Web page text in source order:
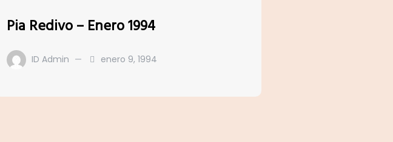
Pia Redivo – Enero 1994
ID Admin enero 9, 1994